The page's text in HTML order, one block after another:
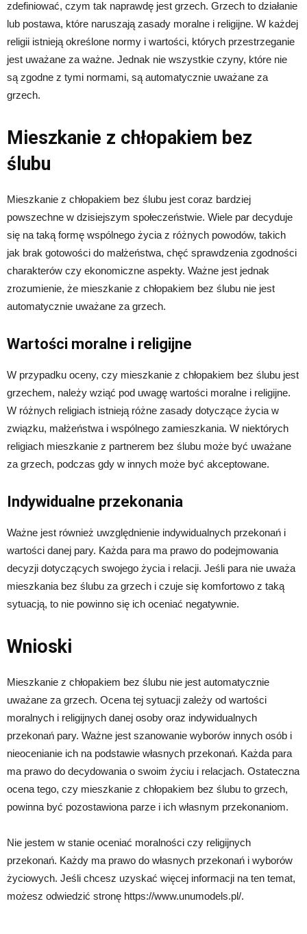
zdefiniować, czym tak naprawdę jest grzech. Grzech to działanie
lub postawa, które naruszają zasady moralne i religijne. W każdej
religii istnieją określone normy i wartości, których przestrzeganie
jest uważane za ważne. Jednak nie wszystkie czyny, które nie
są zgodne z tymi normami, są automatycznie uważane za
grzech.
Mieszkanie z chłopakiem bez
ślubu
Mieszkanie z chłopakiem bez ślubu jest coraz bardziej
powszechne w dzisiejszym społeczeństwie. Wiele par decyduje
się na taką formę wspólnego życia z różnych powodów, takich
jak brak gotowości do małżeństwa, chęć sprawdzenia zgodności
charakterów czy ekonomiczne aspekty. Ważne jest jednak
zrozumienie, że mieszkanie z chłopakiem bez ślubu nie jest
automatycznie uważane za grzech.
Wartości moralne i religijne
W przypadku oceny, czy mieszkanie z chłopakiem bez ślubu jest
grzechem, należy wziąć pod uwagę wartości moralne i religijne.
W różnych religiach istnieją różne zasady dotyczące życia w
związku, małżeństwa i wspólnego zamieszkania. W niektórych
religiach mieszkanie z partnerem bez ślubu może być uważane
za grzech, podczas gdy w innych może być akceptowane.
Indywidualne przekonania
Ważne jest również uwzględnienie indywidualnych przekonań i
wartości danej pary. Każda para ma prawo do podejmowania
decyzji dotyczących swojego życia i relacji. Jeśli para nie uważa
mieszkania bez ślubu za grzech i czuje się komfortowo z taką
sytuacją, to nie powinno się ich oceniać negatywnie.
Wnioski
Mieszkanie z chłopakiem bez ślubu nie jest automatycznie
uważane za grzech. Ocena tej sytuacji zależy od wartości
moralnych i religijnych danej osoby oraz indywidualnych
przekonań pary. Ważne jest szanowanie wyborów innych osób i
nieocenianie ich na podstawie własnych przekonań. Każda para
ma prawo do decydowania o swoim życiu i relacjach. Ostateczna
ocena tego, czy mieszkanie z chłopakiem bez ślubu to grzech,
powinna być pozostawiona parze i ich własnym przekonaniom.
Nie jestem w stanie oceniać moralności czy religijnych
przekonań. Każdy ma prawo do własnych przekonań i wyborów
życiowych. Jeśli chcesz uzyskać więcej informacji na ten temat,
możesz odwiedzić stronę https://www.unumodels.pl/.